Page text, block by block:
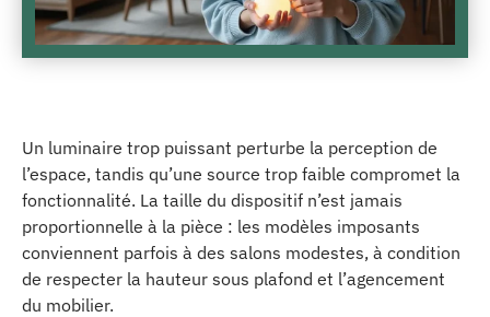
Un luminaire trop puissant perturbe la perception de
l’espace, tandis qu’une source trop faible compromet la
fonctionnalité. La taille du dispositif n’est jamais
proportionnelle à la pièce : les modèles imposants
conviennent parfois à des salons modestes, à condition
de respecter la hauteur sous plafond et l’agencement
du mobilier.